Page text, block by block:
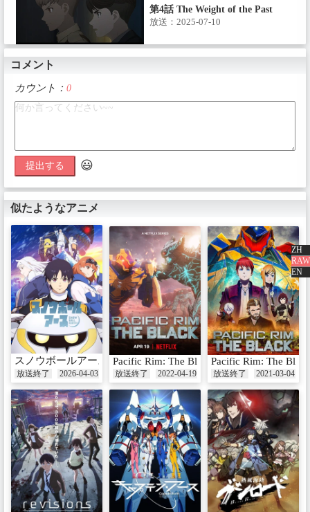
ZH
RAW
EN
第4話 The Weight of the Past
放送：2025-07-10
第5話 Far to the East
第6話 Shadow of Istanbul
放送：2025-07-10
第7話 Stormy Seas
放送：2025-07-10
第8話 Behemoth
放送：2025-07-10
第9話 Tunguska
放送：2025-07-10
コメント
カウント： 0
提出する 😃
似たようなアニメ
スノウボールアース
放送終了 2026-04-03
Pacific Rim: The Black Season 2
放送終了 2022-04-19
Pacific Rim: The
放送終了 2021-03-04